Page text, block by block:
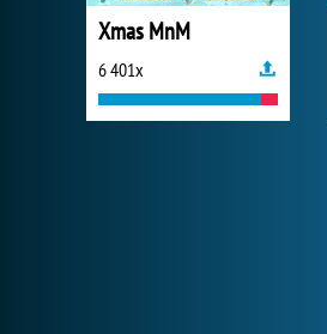
Xmas MnM
6 401x